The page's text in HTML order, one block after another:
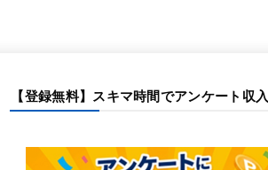
【登録無料】スキマ時間でアンケート収入